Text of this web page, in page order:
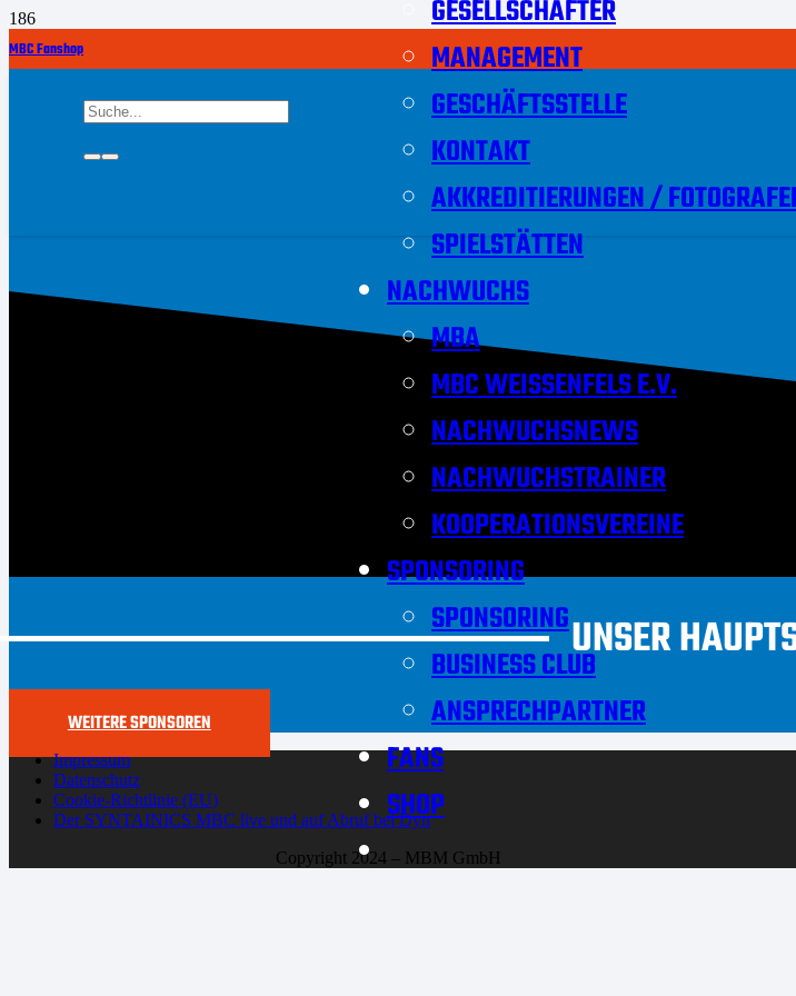
MBC Fanshop
GESELLSCHAFTER
MANAGEMENT
GESCHÄFTSSTELLE
KONTAKT
AKKREDITIERUNGEN /
SPIELSTÄTTEN
NACHWUCHS
MBA
MBC WEISSENFELS E.V.
NACHWUCHSNEWS
NACHWUCHSTRAINER
KOOPERATIONSVEREINE
SPONSORING
SPONSORING
BUSINESS CLUB
ANSPRECHPARTNER
FANS
SHOP
UNSER
WEITERE SPONSOREN
Impressum
Datenschutz
Cookie-Richtlinie (EU)
Der SYNTAINICS MBC live und auf Abruf bei Dyn
Copyright 2024 – MBM GmbH